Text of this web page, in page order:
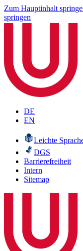
Zum Hauptinhalt
springen
DE
EN
Leichte
DGS
Barrierefreiheit
Intern
Sitemap